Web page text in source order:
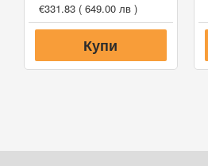
€331.83 ( 649.00 лв )
Купи